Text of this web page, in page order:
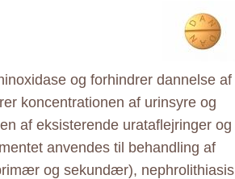
og forhindrer dannelse af
koncentrationen af urinsyre og
af eksisterende urataflejringer og
anvendes til behandling af
og sekundær), nephrolithiasis